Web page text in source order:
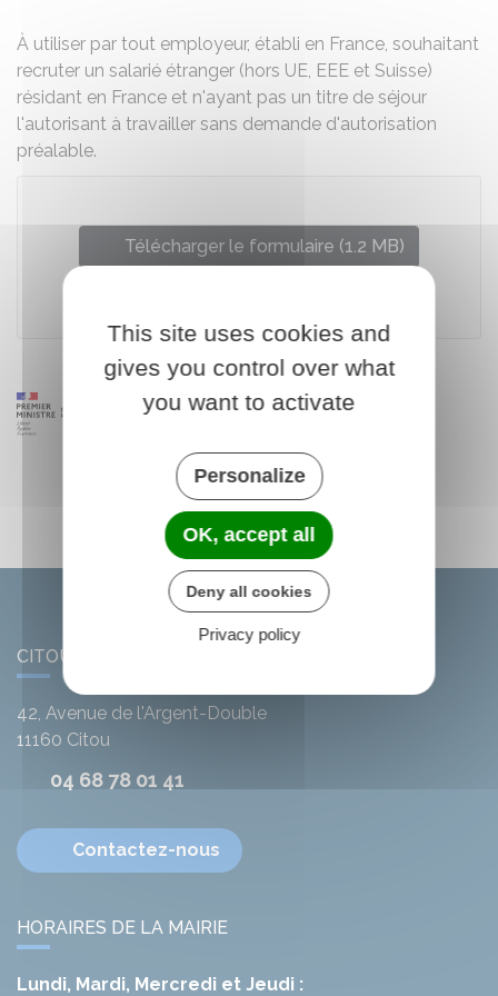
À utiliser par tout employeur, établi en France, souhaitant
recruter un salarié étranger (hors UE, EEE et Suisse)
résidant en France et n'ayant pas un titre de séjour
l'autorisant à travailler sans demande d'autorisation
préalable.
Télécharger le formulaire (1.2 MB)
CITOU
42, Avenue de l'Argent-Double
11160 Citou
04 68 78 01 41
Contactez-nous
HORAIRES DE LA MAIRIE
Lundi, Mardi, Mercredi et Jeudi :
This site uses cookies and
gives you control over what
you want to activate
Personalize
OK, accept all
Deny all cookies
Privacy policy